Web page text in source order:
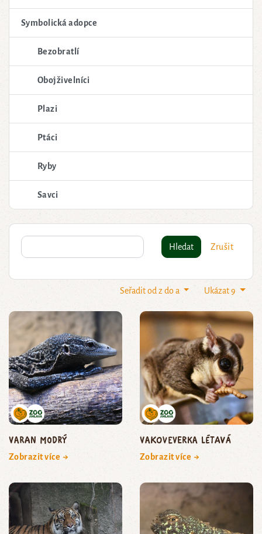
Symbolická adopce
Bezobratlí
Obojživelníci
Plazi
Ptáci
Ryby
Savci
Hledat Zrušit
Ukázat 9
Seřadit od z do a
varan modrý
Zobrazit více →
vakoveverka létavá
Zobrazit více →